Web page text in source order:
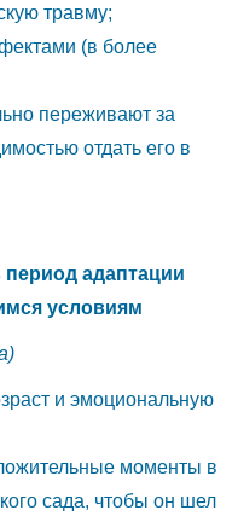
травму;
(в более
переживают за
отдать его в
периодадаптации
условиям
и эмоциональную
моменты в
сада, чтобы он шел